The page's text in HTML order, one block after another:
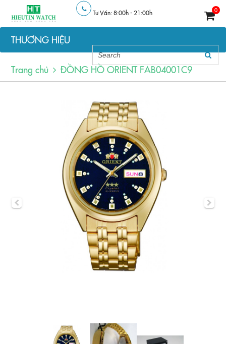
Tư Vấn: 8:00h - 21:00h 0
THƯƠNG HIỆU
Trang chủ ĐỒNG HỒ ORIENT FAB04001C9